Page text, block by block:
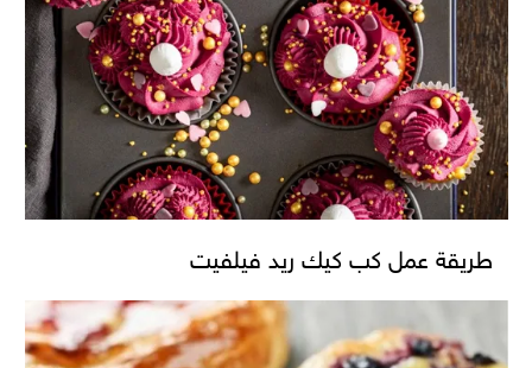
طريقة عمل كب كيك ريد فيلفيت